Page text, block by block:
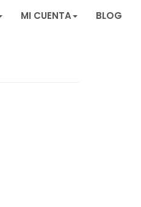
MI CUENTA BLOG